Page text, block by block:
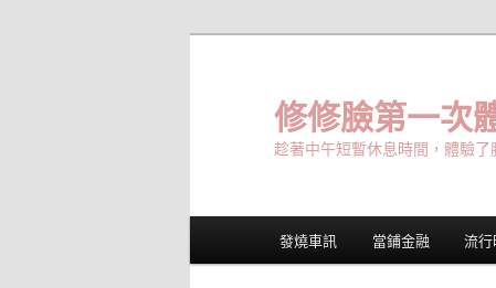
修修臉第一次
趁著中午短暫休息時間，體驗
發燒車訊 當鋪金融 流